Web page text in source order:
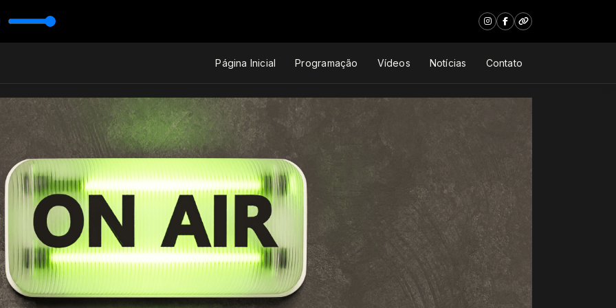
Página Inicial Programação Vídeos Notícias Contato